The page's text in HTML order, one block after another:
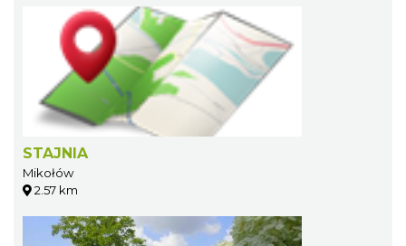
STAJNIA
Mikołów
2.57 km